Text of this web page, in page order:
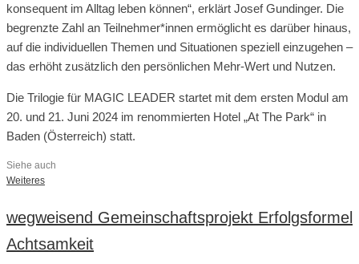
konsequent im Alltag leben können“, erklärt Josef Gundinger. Die
begrenzte Zahl an Teilnehmer*innen ermöglicht es darüber hinaus,
auf die individuellen Themen und Situationen speziell einzugehen –
das erhöht zusätzlich den persönlichen Mehr-Wert und Nutzen.
Die Trilogie für MAGIC LEADER startet mit dem ersten Modul am
20. und 21. Juni 2024 im renommierten Hotel „At The Park“ in
Baden (Österreich) statt.
Siehe auch
Weiteres
wegweisend Gemeinschaftsprojekt Erfolgsformel
Achtsamkeit